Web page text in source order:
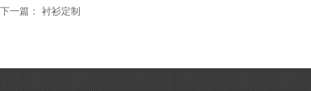
下一篇： 衬衫定制